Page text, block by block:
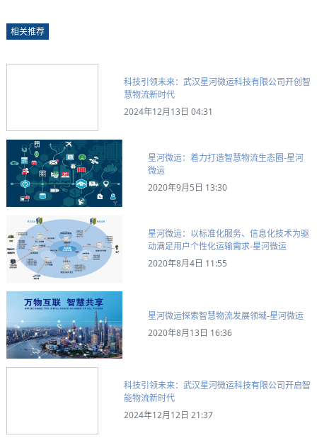
相关推荐
科技引领未来：武汉星河微运科技有限公司开创智
慧物流新时代
2024年12月13日 04:31
星河微运：着力打造智慧物流生态圈-星河
微运
2020年9月5日 13:30
星河微运：以标准化服务、信息化技术为驱
动满足用户个性化运输需求-星河微运
2020年8月4日 11:55
星河微运探索智慧物流发展领域-星河微运
2020年8月13日 16:36
科技引领未来：武汉星河微运科技有限公司开启智
能物流新时代
2024年12月12日 21:37